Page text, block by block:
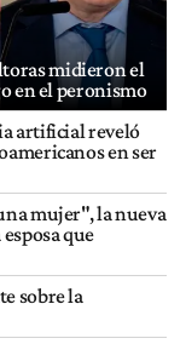
midieron el
en el peronismo
artificial reveló
en ser
mujer", la nueva
que
sobre la